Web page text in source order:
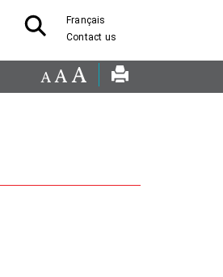
Français
Contact us